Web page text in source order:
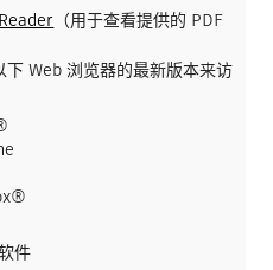
（用于查看提供的 PDF
Web 浏览器的最新版本来访
件